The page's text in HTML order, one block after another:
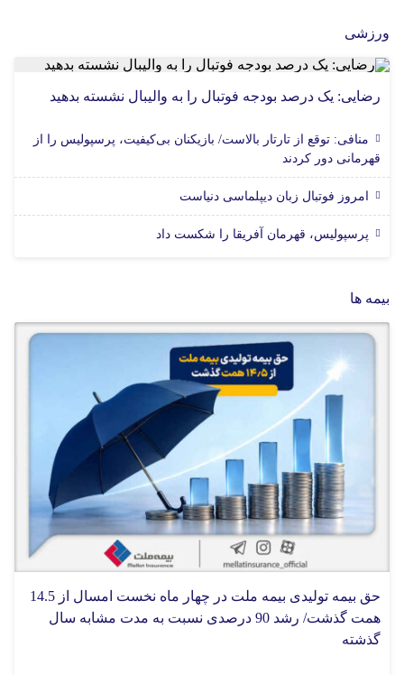
ورزشی
رضایی: یک درصد بودجه فوتبال را به والیبال نشسته بدهید
منافی: توقع از تارتار بالاست/ بازیکنان بی‌کیفیت، پرسپولیس را از
قهرمانی دور کردند
امروز فوتبال زبان دیپلماسی دنیاست
پرسپولیس، قهرمان آفریقا را شکست داد
بیمه ها
حق بیمه تولیدی بیمه ملت در چهار ماه نخست امسال از 14.5
همت گذشت/ رشد 90 درصدی نسبت به مدت مشابه سال
گذشته